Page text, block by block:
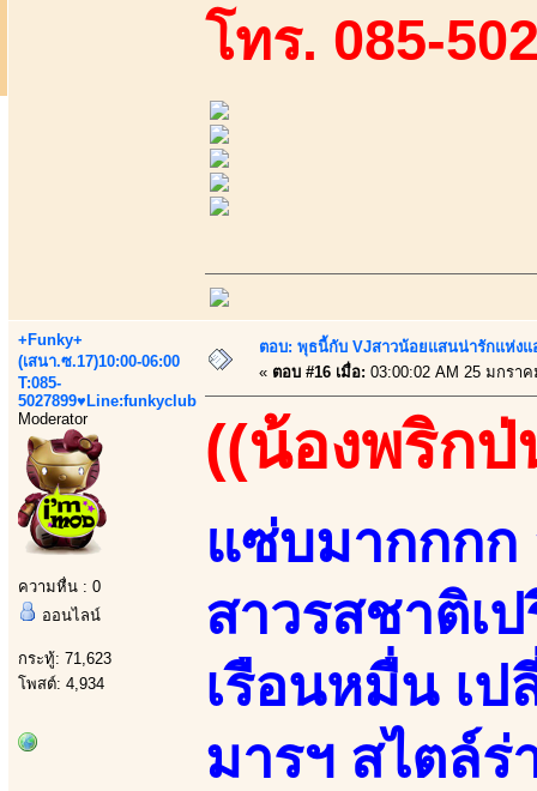
โทร. 085-
+Funky+
(เสนา.ซ.17)10:00-06:00
T:085-
5027899♥Line:funkyclub
Moderator
ความหื่น : 0
ออนไลน์
กระทู้: 71,623
โพสต์: 4,934
ตอบ: พุธนี้กับ VJสาวน้อยแสนน่ารักแห่งแ
« ตอบ #16 เมื่อ: 03:00:02 AM 25 มกรา
((น้องพริกป่
แซ่บมากกกก
สาวรสชาติเ
เรือนหมื่น เป
มารฯ สไตล์ร่